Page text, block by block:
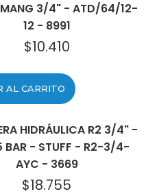
3/4" - ATD/64/12-
12 - 8991
$10.410
AL CARRITO
HIDRÁULICA R2 3/4" -
BAR - STUFF - R2-3/4-
AYC - 3669
$18.755